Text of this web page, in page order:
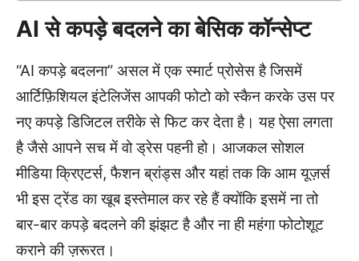
AI से कपड़े बदलने का बेसिक कॉन्सेप्ट
“AI कपड़े बदलना” असल में एक स्मार्ट प्रोसेस है जिसमें
आर्टिफ़िशियल इंटेलिजेंस आपकी फोटो को स्कैन करके उस पर
नए कपड़े डिजिटल तरीके से फिट कर देता है। यह ऐसा लगता
है जैसे आपने सच में वो ड्रेस पहनी हो। आजकल सोशल
मीडिया क्रिएटर्स, फैशन ब्रांड्स और यहां तक कि आम यूज़र्स
भी इस ट्रेंड का खूब इस्तेमाल कर रहे हैं क्योंकि इसमें ना तो
बार-बार कपड़े बदलने की झंझट है और ना ही महंगा फोटोशूट
कराने की ज़रूरत।